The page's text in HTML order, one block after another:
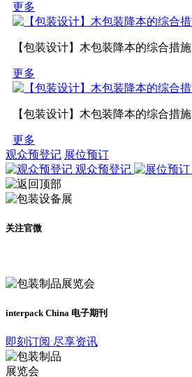
更多
【包装设计】木包装降本的综合措施
更多
【包装设计】木包装降本的综合措施
更多
观众预登记 展位预订
观众预登记
关注官微
interpack China 电子期刊
即刻订阅 尽享资讯